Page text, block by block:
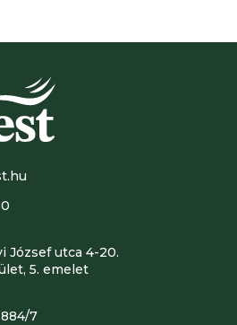
József utca 4-20.
5. emelet
7